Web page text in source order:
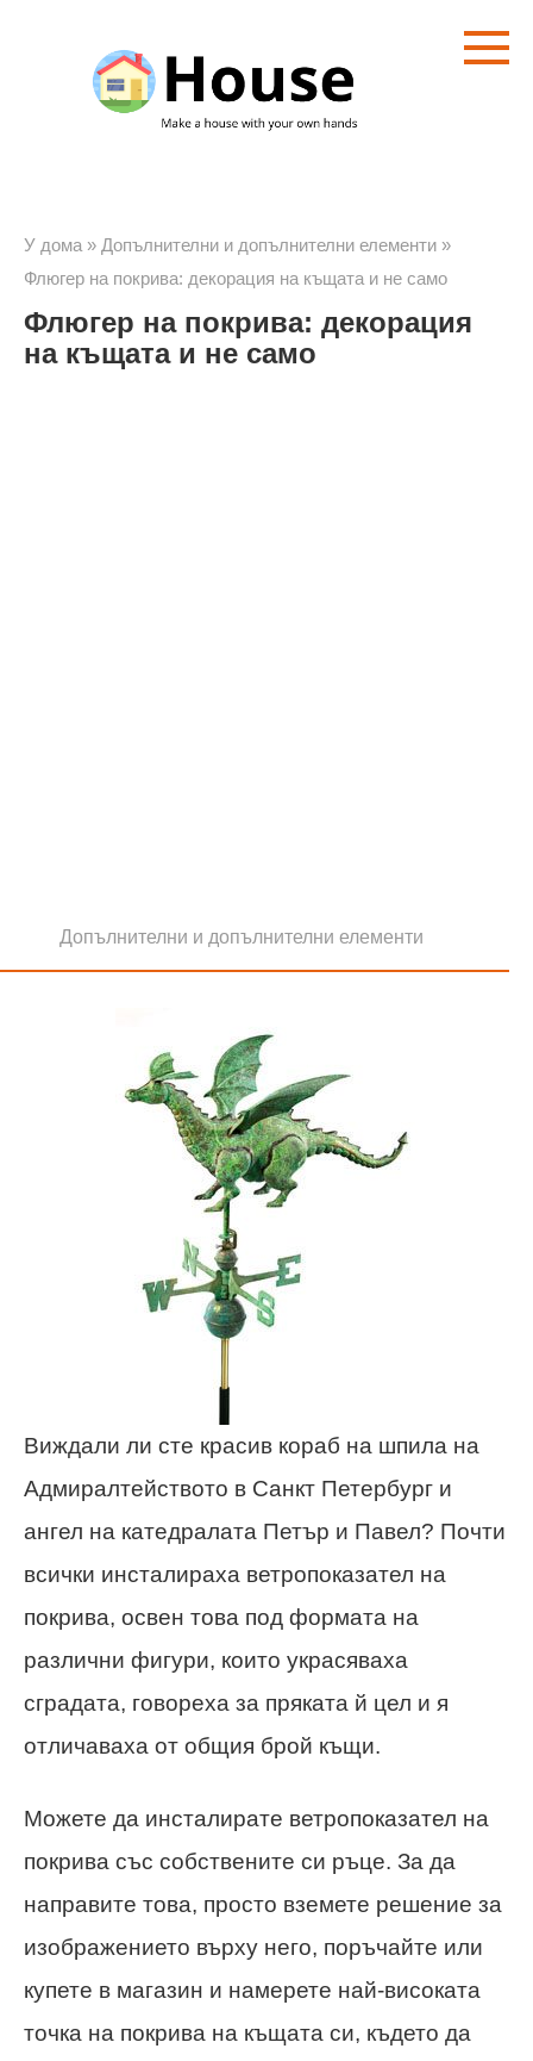
съдържанието
У дома » Допълнителни и допълнителни елементи »
Флюгер на покрива: декорация на къщата и не само
Флюгер на покрива: декорация
на къщата и не само
Допълнителни и допълнителни елементи
Виждали ли сте красив кораб на шпила на
Адмиралтейството в Санкт Петербург и
ангел на катедралата Петър и Павел? Почти
всички инсталираха ветропоказател на
покрива, освен това под формата на
различни фигури, които украсяваха
сградата, говореха за пряката й цел и я
отличаваха от общия брой къщи.
Можете да инсталирате ветропоказател на
покрива със собствените си ръце. За да
направите това, просто вземете решение за
изображението върху него, поръчайте или
купете в магазин и намерете най-високата
точка на покрива на къщата си, където да